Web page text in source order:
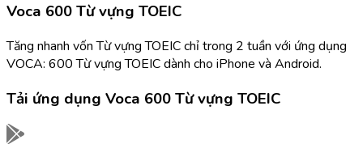
Voca 600 Từ vựng TOEIC
Tăng nhanh vốn Từ vựng TOEIC chỉ trong 2 tuần với ứng dụng
VOCA: 600 Từ vựng TOEIC dành cho iPhone và Android.
Tải ứng dụng Voca 600 Từ vựng TOEIC